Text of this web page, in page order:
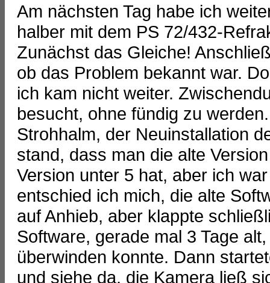
Am nächsten Tag habe ich
halber mit dem PS 72/432-
Zunächst das Gleiche!
ob das Problem bekannt war.
ich kam nicht weiter.
besucht, ohne fündig zu
Strohhalm, der Neuinstallation
stand, dass man die alte
Version unter 5 hat, aber ich
entschied ich mich, die alte
auf Anhieb, aber klappte
Software, gerade mal 3 Tage
überwinden konnte. Dann
und siehe da, die Kamera ließ